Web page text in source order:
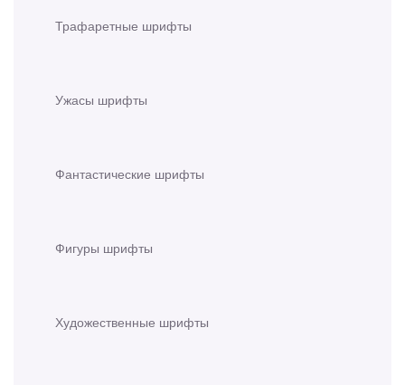
Трафаретные шрифты
Ужасы шрифты
Фантастические шрифты
Фигуры шрифты
Художественные шрифты